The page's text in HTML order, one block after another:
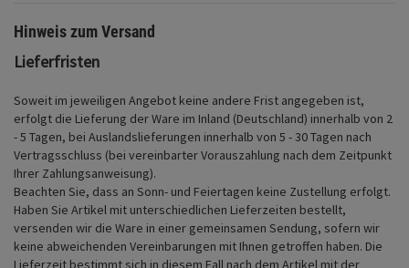
Hinweis zum Versand
Lieferfristen
Soweit im jeweiligen Angebot keine andere Frist angegeben ist,
erfolgt die Lieferung der Ware im Inland (Deutschland) innerhalb von 2
- 5 Tagen, bei Auslandslieferungen innerhalb von 5 - 30 Tagen nach
Vertragsschluss (bei vereinbarter Vorauszahlung nach dem Zeitpunkt
Ihrer Zahlungsanweisung).
Beachten Sie, dass an Sonn- und Feiertagen keine Zustellung erfolgt.
Haben Sie Artikel mit unterschiedlichen Lieferzeiten bestellt,
versenden wir die Ware in einer gemeinsamen Sendung, sofern wir
keine abweichenden Vereinbarungen mit Ihnen getroffen haben. Die
Lieferzeit bestimmt sich in diesem Fall nach dem Artikel mit der